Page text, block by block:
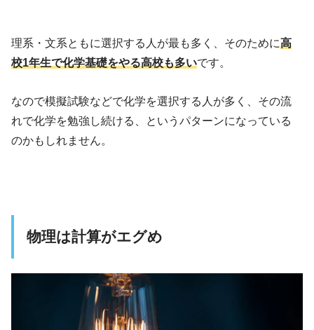
理系・文系ともに選択する人が最も多く、そのために高
校1年生で化学基礎をやる高校も多いです。
なので模擬試験などで化学を選択する人が多く、その流
れで化学を勉強し続ける、というパターンになっている
のかもしれません。
物理は計算がエグめ